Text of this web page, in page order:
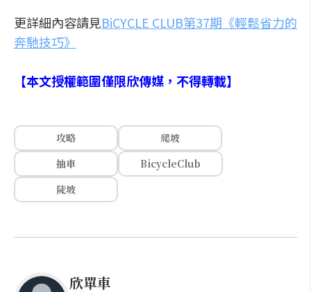
更詳細內容請見BiCYCLE CLUB第37期《輕鬆省力的
奔馳技巧》
【本文授權範圍僅限欣傳媒，不得轉載】
攻略
爬坡
抽車
BicycleClub
陡坡
欣單車